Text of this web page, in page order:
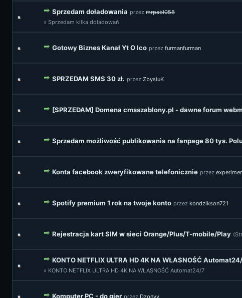
Sprzedam doładowania przez mrpabl058
» Sprzedam kilka doładowań
Gotowy Biznes Kanał Yt O Ico przez furmanfurman
SPRZEDAM SMS 30 zł. przez ZbysiuK
[SPRZEDAM] Domena cmsszablony.pl - dawne forum
Sprzedam możliwość publikowania na fanpage 80 tys.
Konta facebook zweryfikowane telefonicznie przez
Spotify premium 1 rok na twoje konto przez kondzikson721
Rejestracja kart SIM w sieci Orange/Plus/T-mobile/Play
KONTO NETFLIX ULTRA HD 4K NA WŁASNOŚĆ
» KONTO NETFLIX ULTRA HD 4K NA WŁASNOŚĆ Automat24/7
Komputer PC - do gier przez Dzonyy